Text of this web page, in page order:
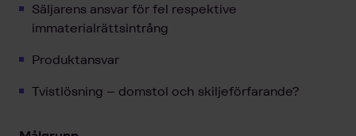
Säljarens ansvar för fel respektive
immaterialrättsintrång
Produktansvar
Tvistlösning – domstol och skiljeförfarande?